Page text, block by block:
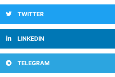
TWITTER
LINKEDIN
TELEGRAM